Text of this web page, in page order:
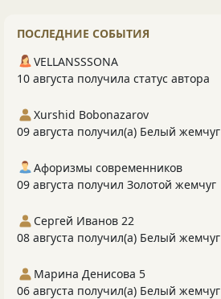
ПОСЛЕДНИЕ СОБЫТИЯ
VELLANSSSONA
10 августа получила статус автора
Xurshid Bobonazarov
09 августа получил(а) Белый жемчуг
Афоризмы современников
09 августа получил Золотой жемчуг
Сергей Иванов 22
08 августа получил(а) Белый жемчуг
Марина Денисова 5
06 августа получил(а) Белый жемчуг